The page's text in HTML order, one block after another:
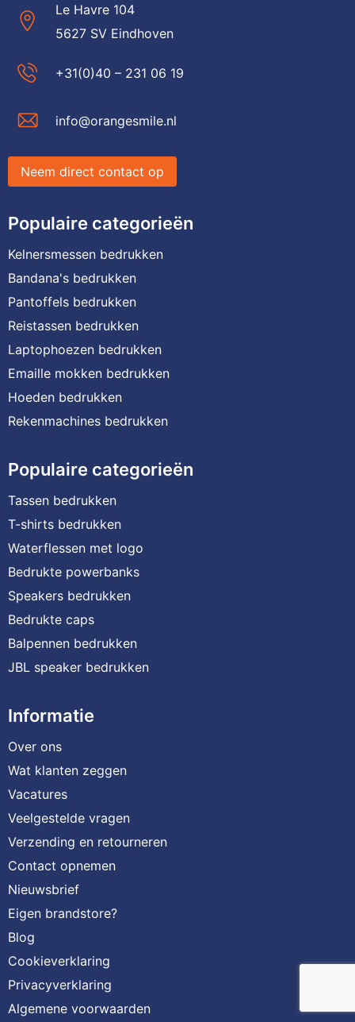
Le Havre 104
5627 SV Eindhoven
+31(0)40 – 231 06 19
info@orangesmile.nl
Neem direct contact op
Populaire categorieën
Kelnersmessen bedrukken
Bandana's bedrukken
Pantoffels bedrukken
Reistassen bedrukken
Laptophoezen bedrukken
Emaille mokken bedrukken
Hoeden bedrukken
Rekenmachines bedrukken
Populaire categorieën
Tassen bedrukken
T-shirts bedrukken
Waterflessen met logo
Bedrukte powerbanks
Speakers bedrukken
Bedrukte caps
Balpennen bedrukken
JBL speaker bedrukken
Informatie
Over ons
Wat klanten zeggen
Vacatures
Veelgestelde vragen
Verzending en retourneren
Contact opnemen
Nieuwsbrief
Eigen brandstore?
Blog
Cookieverklaring
Privacyverklaring
Algemene voorwaarden